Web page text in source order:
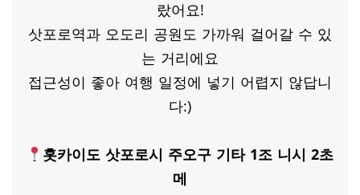
랐어요!
삿포로역과 오도리 공원도 가까워 걸어갈 수 있
는 거리에요
접근성이 좋아 여행 일정에 넣기 어렵지 않답니
다:)
홋카이도 삿포로시 주오구 기타 1조 니시 2초
메